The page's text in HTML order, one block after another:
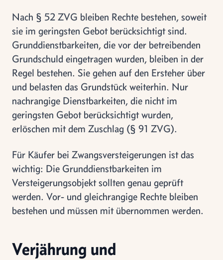
Nach § 52 ZVG bleiben Rechte bestehen, soweit
sie im geringsten Gebot berücksichtigt sind.
Grunddienstbarkeiten, die vor der betreibenden
Grundschuld eingetragen wurden, bleiben in der
Regel bestehen. Sie gehen auf den Ersteher über
und belasten das Grundstück weiterhin. Nur
nachrangige Dienstbarkeiten, die nicht im
geringsten Gebot berücksichtigt wurden,
erlöschen mit dem Zuschlag (§ 91 ZVG).
Für Käufer bei Zwangsversteigerungen ist das
wichtig: Die Grunddienstbarkeiten im
Versteigerungsobjekt sollten genau geprüft
werden. Vor- und gleichrangige Rechte bleiben
bestehen und müssen mit übernommen werden.
Verjährung und